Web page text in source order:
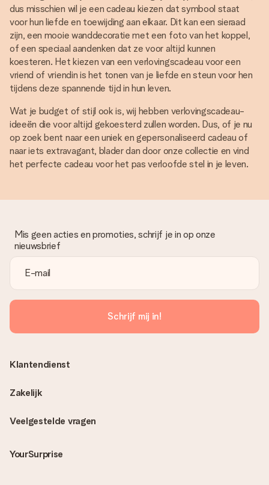
dus misschien wil je een cadeau kiezen dat symbool staat
voor hun liefde en toewijding aan elkaar. Dit kan een sieraad
zijn, een mooie wanddecoratie met een foto van het koppel,
of een speciaal aandenken dat ze voor altijd kunnen
koesteren. Het kiezen van een verlovingscadeau voor een
vriend of vriendin is het tonen van je liefde en steun voor hen
tijdens deze spannende tijd in hun leven.
Wat je budget of stijl ook is, wij hebben verlovingscadeau-
ideeën die voor altijd gekoesterd zullen worden. Dus, of je nu
op zoek bent naar een uniek en gepersonaliseerd cadeau of
naar iets extravagant, blader dan door onze collectie en vind
het perfecte cadeau voor het pas verloofde stel in je leven.
Mis geen acties en promoties, schrijf je in op onze
nieuwsbrief
Schrijf mij in!
Veelgestelde vragen
YourSurprise
Klantendienst
Zakelijk